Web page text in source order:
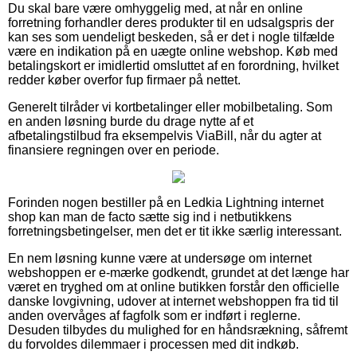
Du skal bare være omhyggelig med, at når en online
forretning forhandler deres produkter til en udsalgspris der
kan ses som uendeligt beskeden, så er det i nogle tilfælde
være en indikation på en uægte online webshop. Køb med
betalingskort er imidlertid omsluttet af en forordning, hvilket
redder køber overfor fup firmaer på nettet.
Generelt tilråder vi kortbetalinger eller mobilbetaling. Som
en anden løsning burde du drage nytte af et
afbetalingstilbud fra eksempelvis ViaBill, når du agter at
finansiere regningen over en periode.
Forinden nogen bestiller på en Ledkia Lightning internet
shop kan man de facto sætte sig ind i netbutikkens
forretningsbetingelser, men det er tit ikke særlig interessant.
En nem løsning kunne være at undersøge om internet
webshoppen er e-mærke godkendt, grundet at det længe har
været en tryghed om at online butikken forstår den officielle
danske lovgivning, udover at internet webshoppen fra tid til
anden overvåges af fagfolk som er indført i reglerne.
Desuden tilbydes du mulighed for en håndsrækning, såfremt
du forvoldes dilemmaer i processen med dit indkøb.